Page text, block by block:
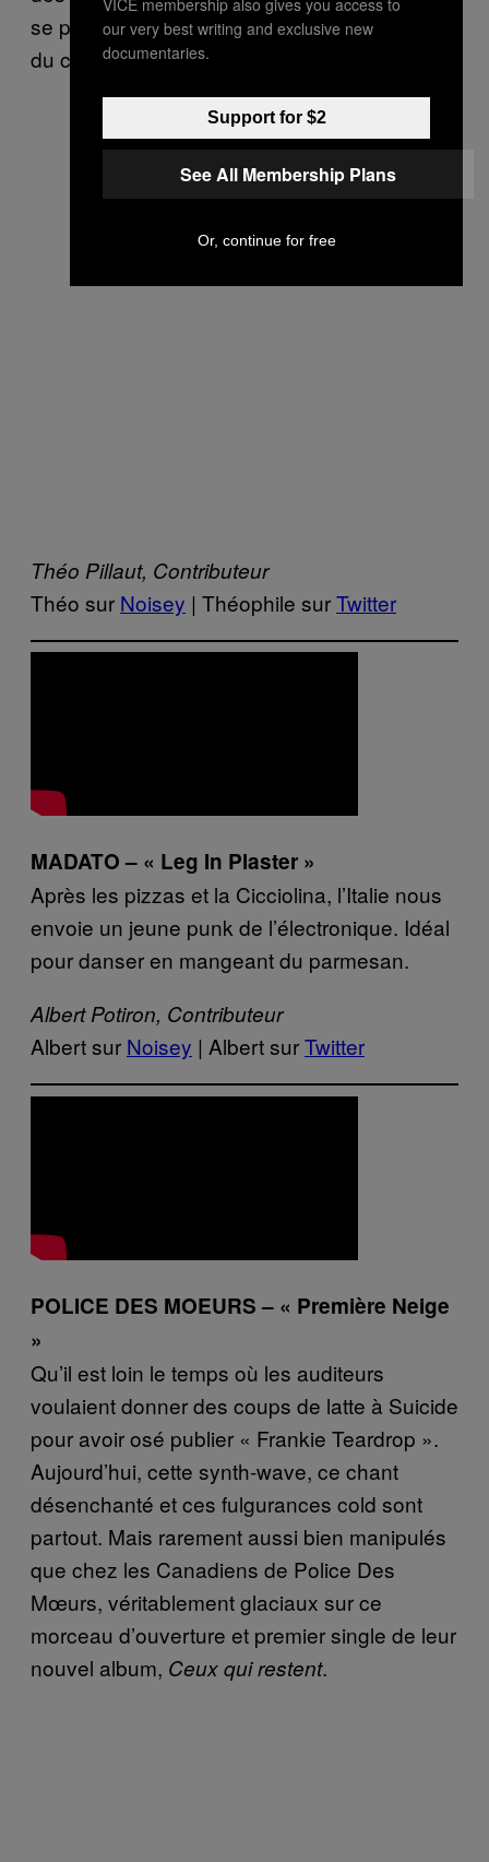
se porte mieux. Bienvenue dans la capitale
du crossover et du 3ème sexe.
Théo Pillaut, Contributeur
Théo sur Noisey | Théophile surTwitter
MADATO – « Leg In Plaster »
Après les pizzas et la Cicciolina, l’Italie nous
envoie un jeune punk de l’électronique. Idéal
pour danser en mangeant du parmesan.
Albert Potiron, Contributeur
Albert sur Noisey | Albert surTwitter
POLICE DES MOEURS – « Première Neige
»
Qu’il est loin le temps où les auditeurs
voulaient donner des coups de latte à Suicide
pour avoir osé publier « Frankie Teardrop ».
Aujourd’hui, cette synth-wave, ce chant
désenchanté et ces fulgurances cold sont
partout. Mais rarement aussi bien manipulés
que chez les Canadiens de Police Des
Mœurs, véritablement glaciaux sur ce
morceau d’ouverture et premier single de leur
nouvel album, Ceux qui restent.
our very best writing and exclusive new
documentaries.
Support for $2
See All Membership Plans
Or, continue for free